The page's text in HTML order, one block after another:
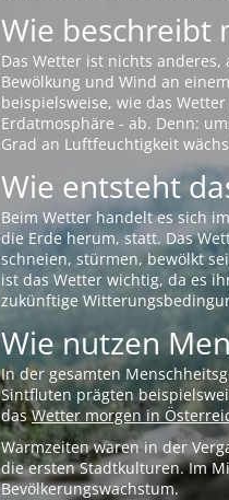
Wie beschreibt
Das Wetter ist nichts
Bewölkung und Wind an
beispielsweise, wie das
Erdatmosphäre - ab. Denn:
Grad an Luftfeuchtigkeit
Wie entsteht
Beim Wetter handelt es sich
die Erde herum, statt. Das
schneien, stürmen, bewölkt
ist das Wetter wichtig, da es
zukünftige
Wie nutzen
In der gesamten
Sintfluten prägten
dasWetter morgen in
Warmzeiten waren in der
die ersten Stadtkulturen. Im
Bevölkerungswachstum.